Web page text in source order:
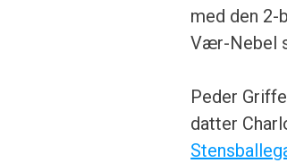
med den 2-
Vær-Nebel
Peder
datter